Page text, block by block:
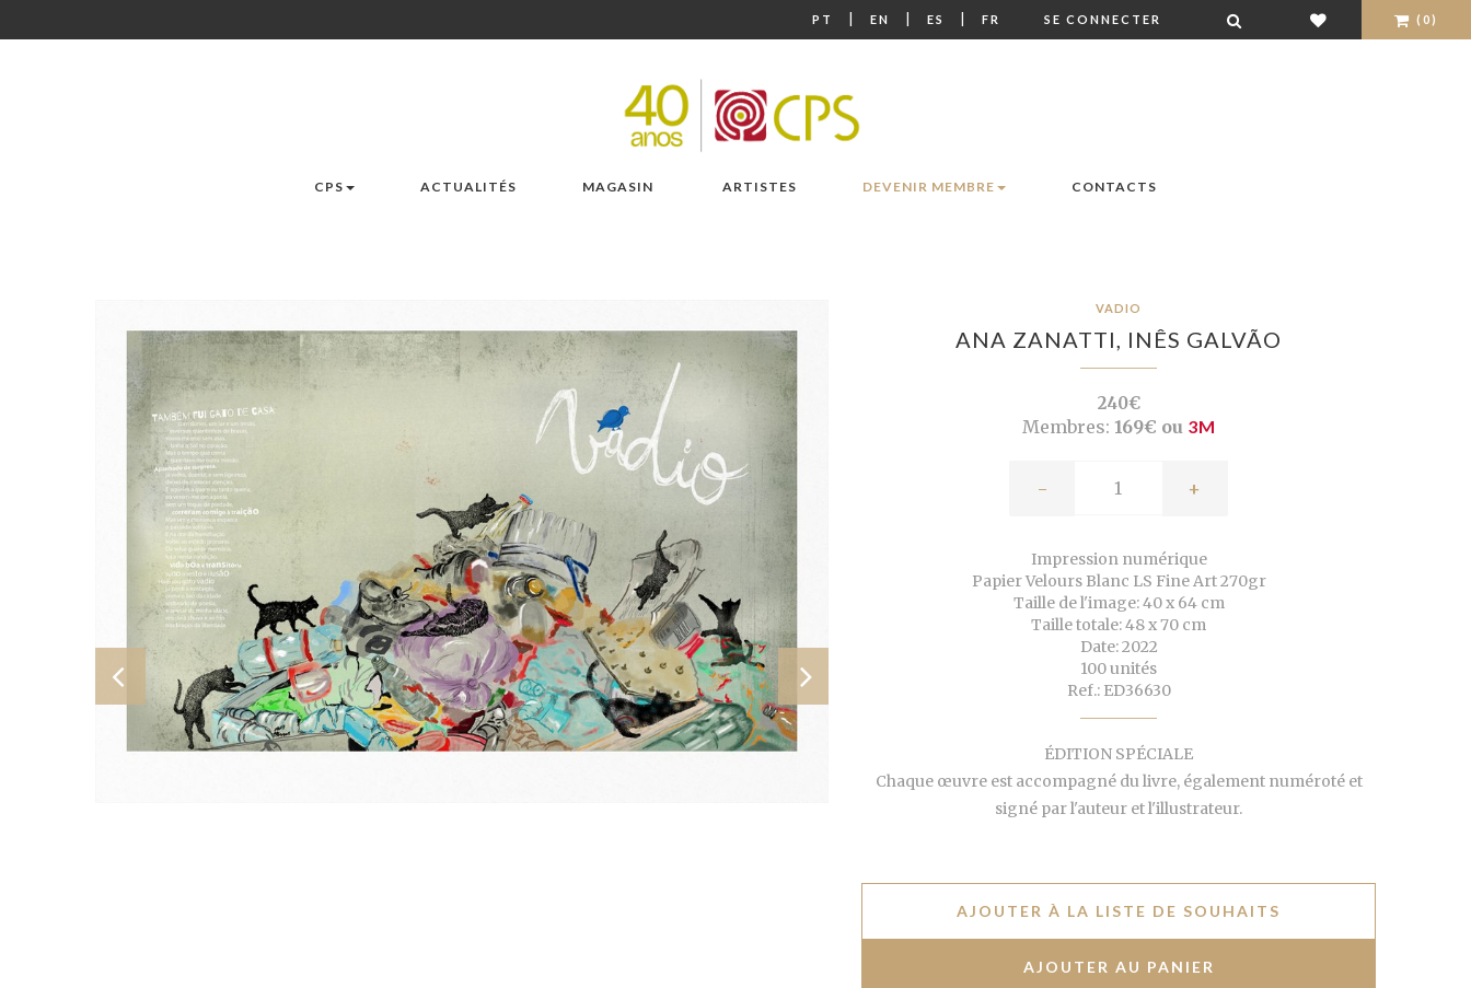
PT | EN | ES | FR SE CONNECTER (0)
CPS ACTUALITÉS MAGASIN ARTISTES DEVENIR MEMBRE CONTACTS
VADIO
ANA ZANATTI, INÊS GALVÃO
240€
Membres: 169€ ou 3M
- +
Impression numérique
Papier Velours Blanc LS Fine Art 270gr
Taille de l'image: 40 x 64 cm
Taille totale: 48 x 70 cm
Date: 2022
100 unités
Ref.: ED36630
ÉDITION SPÉCIALE
Chaque œuvre est accompagné du livre, également numéroté et
signé par l'auteur et l'illustrateur.
AJOUTER À LA LISTE DE SOUHAITS